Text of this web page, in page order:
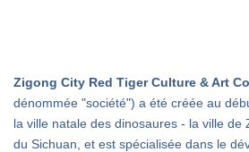
Zigong City Red Tiger Culture & Art
dénommée "société") a été créée au
la ville natale des dinosaures - la ville de
du Sichuan, et est spécialisée dans le